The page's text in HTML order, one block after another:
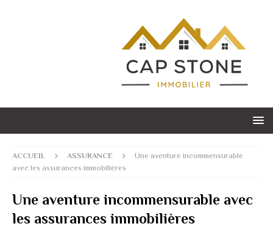
ACCUEIL ASSURANCE
Une aventure incommensurable
avec les assurances immobilières
Une aventure incommensurable avec
les assurances immobilières